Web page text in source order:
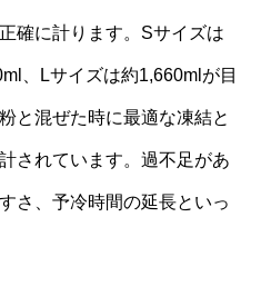
確に計ります。Sサイズは
、Lサイズは約1,660mlが目
と混ぜた時に最適な凍結と
されています。過不足があ
さ、予冷時間の延長といっ